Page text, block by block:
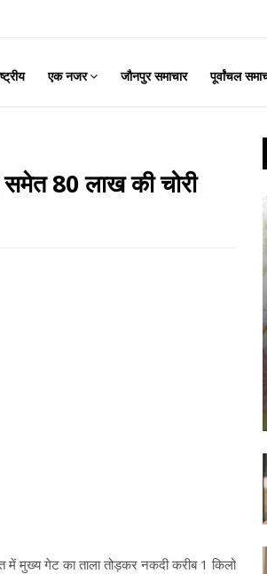
एक नजर जौनपुर समाचार पूर्वांचल
80 लाख की चोरी
में मुख्य गेट का ताला तोड़कर नकदी करीब 1 किलो